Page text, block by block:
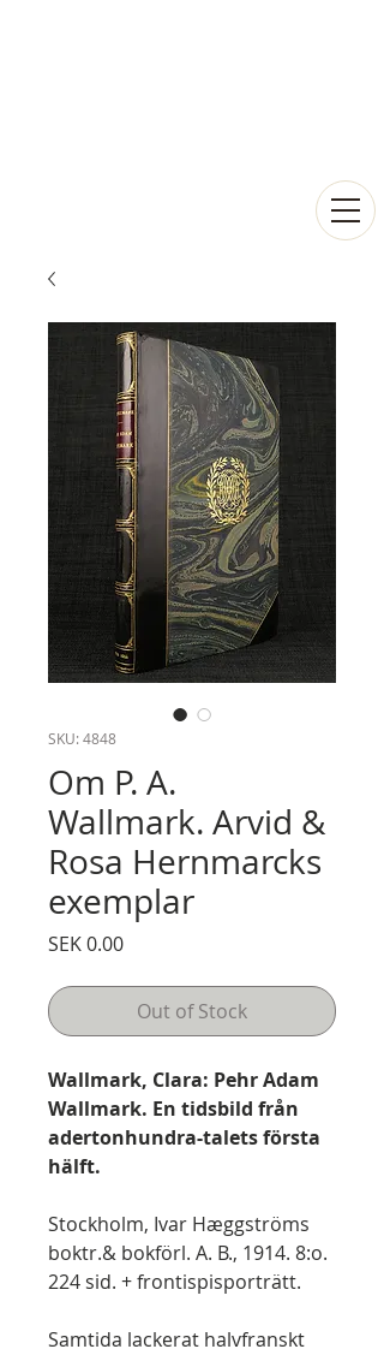
SKU: 4848
Om P. A.
Wallmark. Arvid &
Rosa Hernmarcks
exemplar
SEK 0.00Price
Out of Stock
Wallmark, Clara: Pehr Adam
Wallmark. En tidsbild från
adertonhundra-talets första
hälft.
Stockholm, Ivar Hæggströms
boktr.& bokförl. A. B., 1914. 8:o.
224 sid. + frontispisporträtt.
Samtida lackerat halvfranskt